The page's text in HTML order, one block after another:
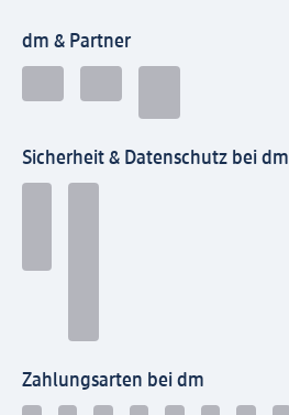
dm & Partner
Sicherheit & Datenschutz bei dm
Zahlungsarten bei dm